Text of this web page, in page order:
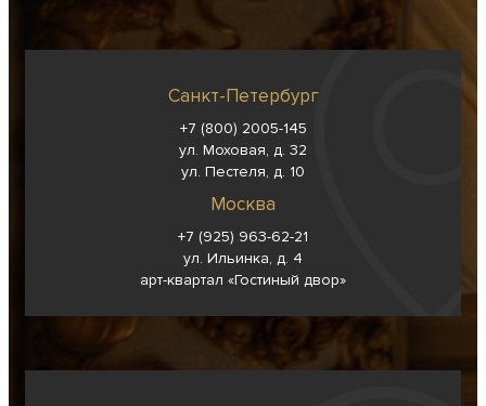
Санкт-Петербург
+7 (800) 2005-145
ул. Моховая, д. 32
ул. Пестеля, д. 10
Москва
+7 (925) 963-62-21
ул. Ильинка, д. 4
арт-квартал «Гостиный двор»